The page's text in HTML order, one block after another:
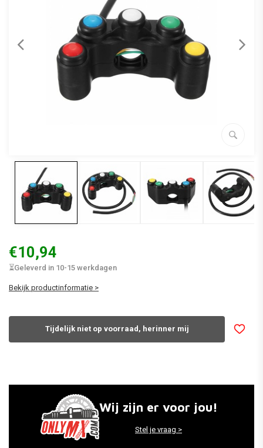
€10,94
⏳Geleverd in 10-15 werkdagen
Bekijk productinformatie >
Tijdelijk niet op voorraad, herinner mij
Wij zijn er voor jou!
Stel je vraag >